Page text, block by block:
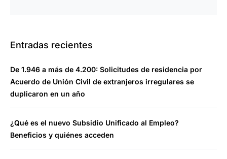
Entradas recientes
De 1.946 a más de 4.200: Solicitudes de residencia por
Acuerdo de Unión Civil de extranjeros irregulares se
duplicaron en un año
¿Qué es el nuevo Subsidio Unificado al Empleo?
Beneficios y quiénes acceden